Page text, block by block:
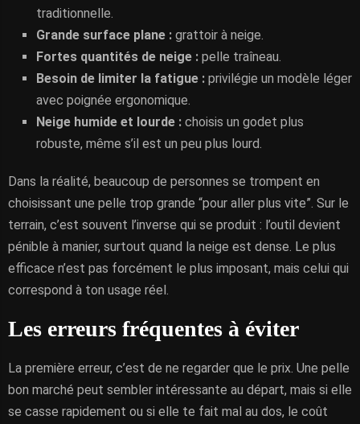
traditionnelle.
Grande surface plane : grattoir à neige.
Fortes quantités de neige : pelle traîneau.
Besoin de limiter la fatigue : privilégie un modèle léger
avec poignée ergonomique.
Neige humide et lourde : choisis un godet plus
robuste, même s’il est un peu plus lourd.
Dans la réalité, beaucoup de personnes se trompent en
choisissant une pelle trop grande “pour aller plus vite”. Sur le
terrain, c’est souvent l’inverse qui se produit : l’outil devient
pénible à manier, surtout quand la neige est dense. Le plus
efficace n’est pas forcément le plus imposant, mais celui qui
correspond à ton usage réel.
Les erreurs fréquentes à éviter
La première erreur, c’est de ne regarder que le prix. Une pelle
bon marché peut sembler intéressante au départ, mais si elle
se casse rapidement ou si elle te fait mal au dos, le coût